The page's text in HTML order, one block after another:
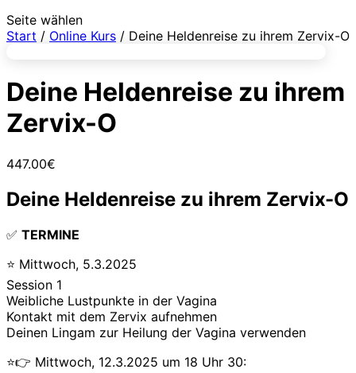
Seite wählen
Start / Online Kurs / Deine Heldenreise zu ihrem Zervix-O
Deine Heldenreise zu ihrem
Zervix-O
447.00€
Deine Heldenreise zu ihrem Zervix-O
✅ TERMINE
⭐ Mittwoch, 5.3.2025
Session 1
Weibliche Lustpunkte in der Vagina
Kontakt mit dem Zervix aufnehmen
Deinen Lingam zur Heilung der Vagina verwenden
⭐👉 Mittwoch, 12.3.2025 um 18 Uhr 30: